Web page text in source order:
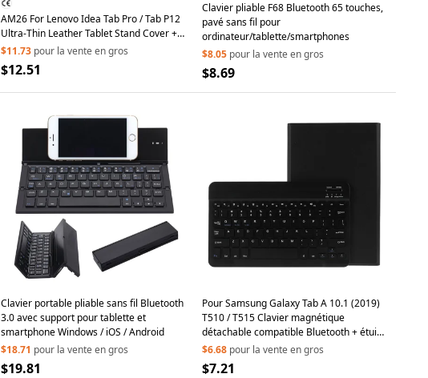
AM26 For Lenovo Idea Tab Pro / Tab P12
Ultra-Thin Leather Tablet Stand Cover +
Bluetooth-Compatible Keyboard - Black
$11.73 pour la vente en gros
$12.51
Clavier pliable F68 Bluetooth 65 touches,
pavé sans fil pour
ordinateur/tablette/smartphones
$8.05 pour la vente en gros
$8.69
Clavier portable pliable sans fil Bluetooth
3.0 avec support pour tablette et
smartphone Windows / iOS / Android
$18.71 pour la vente en gros
$19.81
Pour Samsung Galaxy Tab A 10.1 (2019)
T510 / T515 Clavier magnétique
détachable compatible Bluetooth + étui
tablette en cuir PU fin motif mouton 2-en-
1 - Noir
$6.68 pour la vente en gros
$7.21